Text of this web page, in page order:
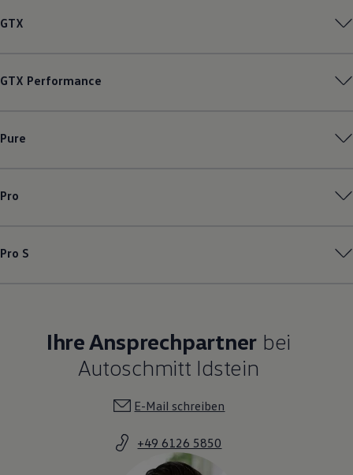
GTX
GTX Performance
Pure
Pro
Pro S
Ihre Ansprechpartner bei
Autoschmitt Idstein
E-Mail schreiben
+49 6126 5850